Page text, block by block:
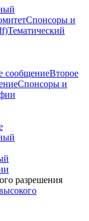
Спонсоры и
Тематический
сообщениеВторое
Спонсоры и
разрешения